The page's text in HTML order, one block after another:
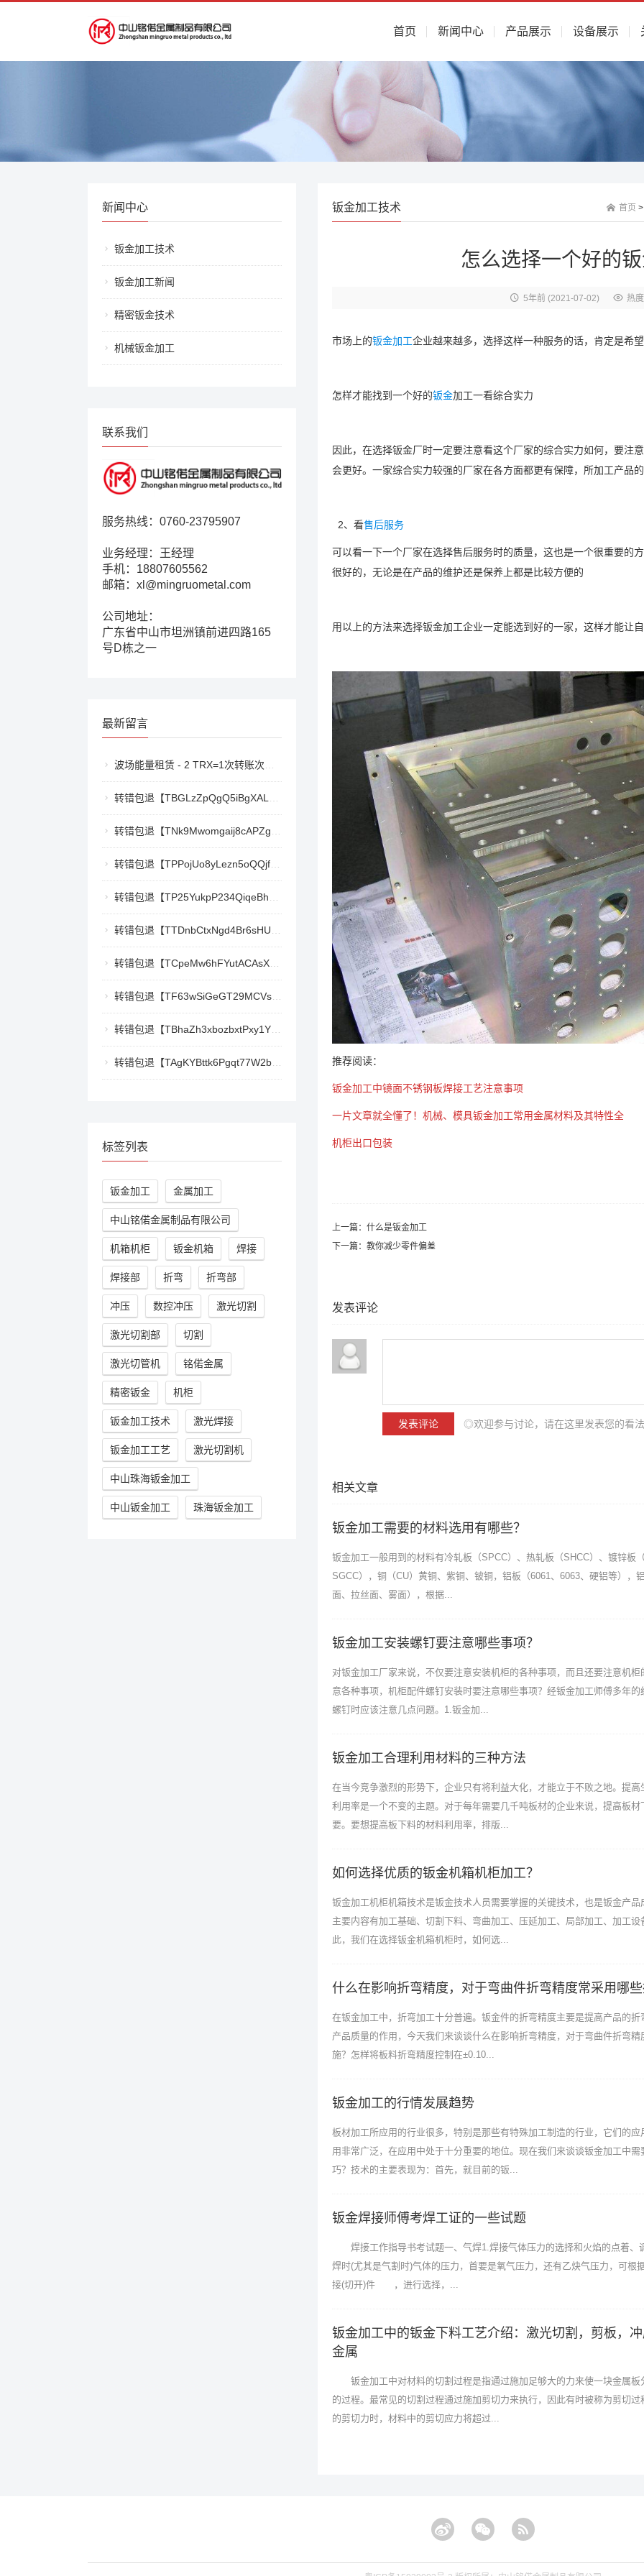
首页 新闻中心 产品展示 设备展示
新闻中心
钣金加工技术
钣金加工新闻
精密钣金技术
机械钣金加工
联系我们
服务热线：0760-23795907
业务经理：王经理
手机：18807605562
邮箱：xl@mingruometal.com
公司地址：
广东省中山市坦洲镇前进四路165
号D栋之一
最新留言
波场能量租赁 - 2 TRX=1次转账次数 直接节省80%!无视对方有没有U或者是否交易所,低于 2 TRX的都是钓鱼的骗子- 复制地址【THXfhfV6ThhYzt7d8mm4KL3dE5LWBbwb3s】转 2 TRX即可0手续费转账!TG机器人: @jzzTRXbot 官网: https://jzztrx.com
转错包退【TBGLzZpQgQ5iBgXALSFLTY1USFGgDAwdFQ】客服TeleGram:【@TrxEm】
转错包退【TNk9Mwomgaij8cAPZgnkZzR1TrYEkCt3nt】客服TeleGram:【@TrxEm】
转错包退【TPPojUo8yLezn5oQQjffqH2cKTCb9oTm8Y】客服TeleGram:【@TrxEm】
转错包退【TP25YukpP234QiqeBhgnmga3NXXmCSY22R】客服TeleGram:【@TrxEm】
转错包退【TTDnbCtxNgd4Br6sHUJ1qnw1mHQywZfbgD】客服TeleGram:【@TrxEm】
转错包退【TCpeMw6hFYutACAsXkX3UvyCUjec17MoLF】客服TeleGram:【@TrxEm】
转错包退【TF63wSiGeGT29MCVswWQ5eAr6xD9LkQBPm】客服TeleGram:【@TrxEm】
转错包退【TBhaZh3xbozbxtPxy1YF4QaK2e77777777】客服TeleGram:【@TrxEm】
转错包退【TAgKYBttk6Pgqt77W2bg3Kmyk3RyjoZEti】客服TeleGram:【@TrxEm】
标签列表
钣金加工 金属加工
中山铭偌金属制品有限公司
机箱机柜 钣金机箱 焊接
焊接部 折弯 折弯部
冲压 数控冲压 激光切割
激光切割部 切割
激光切管机 铭偌金属
精密钣金 机柜
钣金加工技术 激光焊接
钣金加工工艺 激光切割机
中山珠海钣金加工
中山钣金加工 珠海钣金加工
钣金加工技术 首页
怎么选择一个好的
5年前(2021-07-02) 热
市场上的钣金加工企业越来越多，选择这样一种服务的话，肯定是希
怎样才能找到一个好的钣金加工一看综合实力
因此，在选择钣金厂时一定要注意看这个厂家的综合实力如何，要注
会更好。一家综合实力较强的厂家在各方面都更有保障，所加工产品
2、看售后服务
可以看一下一个厂家在选择售后服务时的质量，这也是一个很重要的
很好的，无论是在产品的维护还是保养上都是比较方便的
用以上的方法来选择钣金加工企业一定能选到好的一家，这样才能让
推荐阅读：
钣金加工中镜面不锈钢板焊接工艺注意事项
一片文章就全懂了！机械、模具钣金加工常用金属材料及其特性全
机柜出口包装
上一篇： 什么是钣金加工
下一篇： 教你减少零件偏差
发表评论
◎欢迎参与讨论，请在这里发表您的看
相关文章
钣金加工需要的材料选用有哪些？
钣金加工一般用到的材料有冷轧板（SPCC）、热轧板（SHCC）、镀锌板
SGCC），铜（CU）黄铜、紫铜、铍铜，铝板（6061、6063、硬铝等），
面、拉丝面、雾面），根据...
钣金加工安装螺钉要注意哪些事项？
对钣金加工厂家来说，不仅要注意安装机柜的各种事项，而且还要注意机柜
意各种事项，机柜配件螺钉安装时要注意哪些事项？经钣金加工师傅多年的
螺钉时应该注意几点问题。1.钣金加...
钣金加工合理利用材料的三种方法
在当今竞争激烈的形势下，企业只有将利益大化，才能立于不败之地。提高
利用率是一个不变的主题。对于每年需要几千吨板材的企业来说，提高板材
要。要想提高板下料的材料利用率，排版...
如何选择优质的钣金机箱机柜加工？
钣金加工机柜机箱技术是钣金技术人员需要掌握的关键技术，也是钣金产品
主要内容有加工基础、切割下料、弯曲加工、压延加工、局部加工、加工设
此，我们在选择钣金机箱机柜时，如何选...
什么在影响折弯精度，对于弯曲件折弯精度常采用哪
在钣金加工中，折弯加工十分普遍。钣金件的折弯精度主要是提高产品的折
产品质量的作用，今天我们来谈谈什么在影响折弯精度，对于弯曲件折弯精
施？怎样将板料折弯精度控制在±0.10...
钣金加工的行情发展趋势
板材加工所应用的行业很多，特别是那些有特殊加工制造的行业，它们的应
用非常广泛，在应用中处于十分重要的地位。现在我们来谈谈钣金加工中需
巧？技术的主要表现为：首先，就目前的钣...
钣金焊接师傅考焊工证的一些试题
焊接工作指导书考试题一、气焊1.焊接气体压力的选择和火焰的点着、
焊时(尤其是气割时)气体的压力，首要是氧气压力，还有乙炔气压力，可根
接(切开)件 ，进行选择，...
钣金加工中的钣金下料工艺介绍：激光切割，剪板，
金属
钣金加工中对材料的切割过程是指通过施加足够大的力来使一块金属板
的过程。最常见的切割过程通过施加剪切力来执行，因此有时被称为剪切过
的剪切力时，材料中的剪切应力将超过...